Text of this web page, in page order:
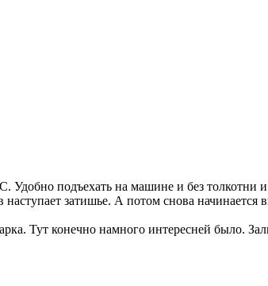
подъехать на машине и без
затишье. А потом снова начинается
Тут конечно намного интересней было.